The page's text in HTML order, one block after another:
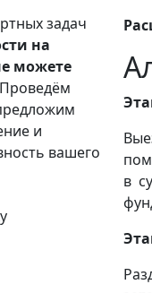
задач
на
можете
Проведём
и
вашего
в